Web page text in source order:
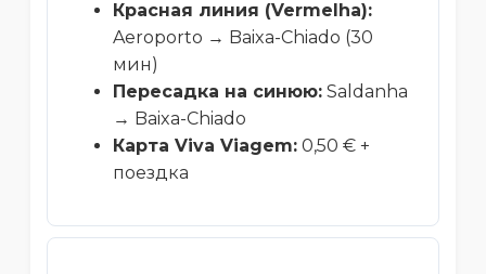
Красная линия (Vermelha):
Aeroporto → Baixa-Chiado (30
мин)
Пересадка на синюю: Saldanha
→ Baixa-Chiado
Карта Viva Viagem: 0,50 € +
поездка